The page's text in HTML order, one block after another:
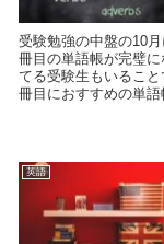
受験勉強の中盤の10
冊目の単語帳が完璧
てる受験生もいるこ
冊目におすすめの単
英語